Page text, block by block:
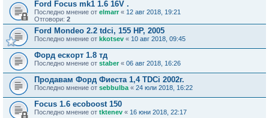
Ford Focus mk1 1.6 16V .
Последно мнение от elmarr« 12 авг 2018, 19:21
Отговори: 2
Ford Mondeo 2.2 tdci, 155 HP, 2005
Последно мнение от kkotsev « 10 авг 2018, 09:45
Форд ескорт 1.8 тд
Последно мнение от staber« 06 авг 2018, 16:26
Продавам Форд Фиеста 1,4 TDCi 2002г.
Последно мнение от sebbulba « 24 юли 2018, 16:22
Focus 1.6 ecoboost 150
Последно мнение от tktenev « 16 юни 2018, 22:17